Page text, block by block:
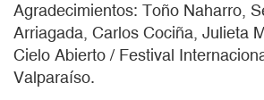
Agradecimientos: Toño Naharro,
Arriagada, Carlos Cociña, Julieta
Cielo Abierto / Festival
Valparaíso.